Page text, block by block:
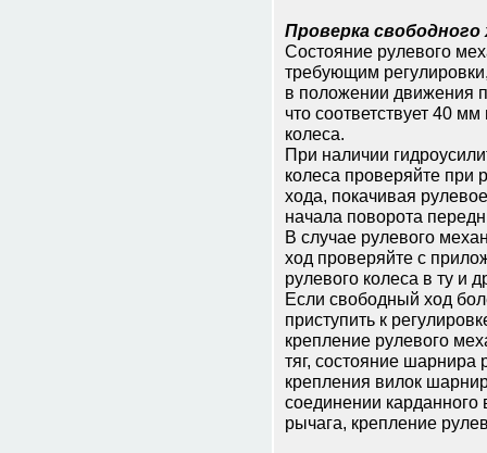
Проверка свободного
Состояние рулевого
требующим
в положении движения
что соответствует 40
колеса.
При наличии
колеса проверяйте при
хода, покачивая
начала поворота
В случае рулевого
ход проверяйте с
рулевого колеса в ту и
Если свободный ход
приступить к
крепление рулевого
тяг, состояние шарнира
крепления вилок
соединении карданного
рычага, крепление